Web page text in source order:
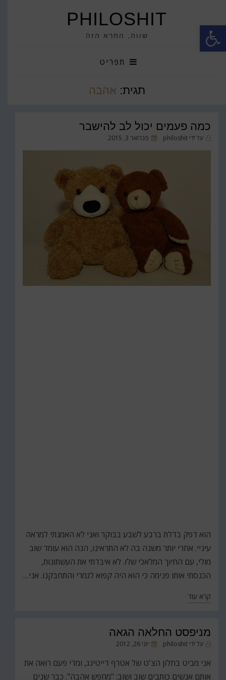
פתח סרגל נגישות PHILOSHIT
שווה, החרא הזה
תפריט
תגית: אהבה
כמה פעמים יכול לב להישבר
על ידי philoshit
פורסםפברואר 3, 2015
הוא דפק בדלת ברבע לשבע בבוקר ואני לא האמנתי למראה
עיניי. אחרי יותר משנה בה לא התראינו, הנה הוא עומד שוב
מולי, עם החיוך המלאכי שלו. לא איבדתי את העשתונות,
הכנסתי אותו פנימה כי הוא היה קפוא לגמרי והתחבקנו. אני…
קרא עוד
מניפסט החלאה הגאה
על ידי philoshit
פורסם
יוני 26, 2012
אני מביט בחלון הצ'ט של אטרף דייטינג, ומדי פעם רואה את
אותם אנשים כותבים שוב ושוב: "מחפש אהבה". כבר שנים